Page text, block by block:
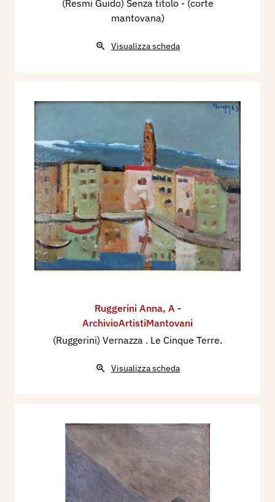
(Resmi Guido) Senza titolo - (corte
mantovana)
Visualizza scheda
Ruggerini Anna, A -
ArchivioArtistiMantovani
(Ruggerini) Vernazza . Le Cinque Terre.
Visualizza scheda